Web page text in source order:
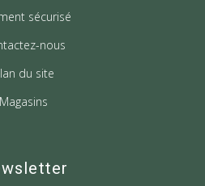
sécurisé
nous
du site
Magasins